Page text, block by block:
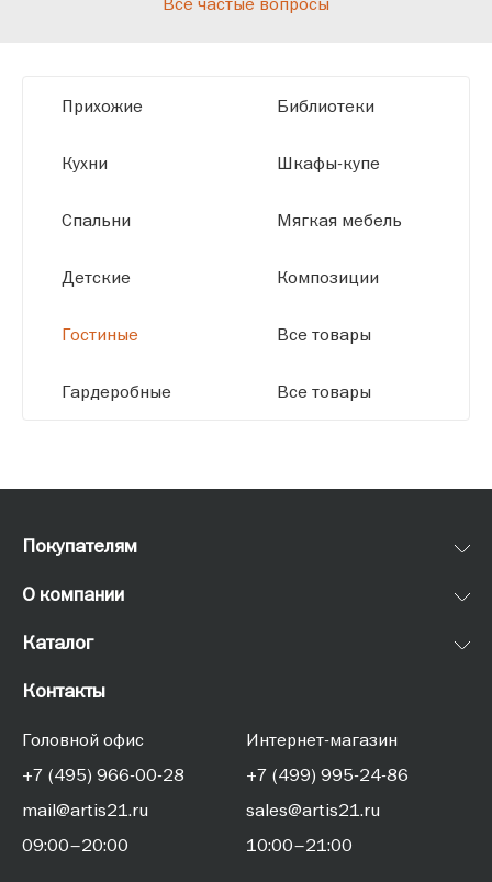
размерам.
Прихожие
Кухни
Спальни
Детские
Гостиные
Гардеробные
Библиотеки
Шкафы-купе
Мягкая мебель
Композиции
Все товары
Все товары
Покупателям
О компании
Каталог
Контакты
Головной офис
+7 (495) 966-00-28
mail@artis21.ru
09:00–20:00
Интернет-магазин
+7 (499) 995-24-86
sales@artis21.ru
10:00–21:00